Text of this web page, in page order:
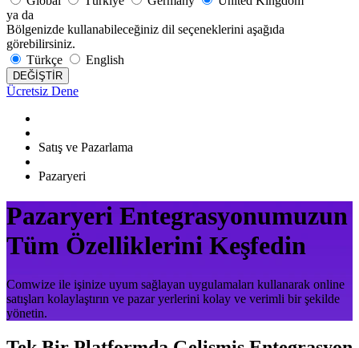
ya da
Bölgenizde kullanabileceğiniz dil seçeneklerini aşağıda
görebilirsiniz.
Türkçe
English
DEĞİŞTİR
Ücretsiz Dene
Satış ve Pazarlama
Pazaryeri
Pazaryeri Entegrasyonumuzun
Tüm Özelliklerini Keşfedin
Comwize ile işinize uyum sağlayan uygulamaları kullanarak online
satışları kolaylaştırın ve pazar yerlerini kolay ve verimli bir şekilde
yönetin.